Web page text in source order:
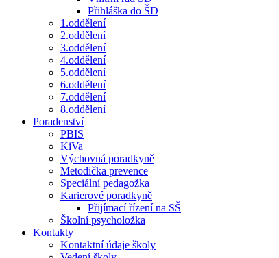
Přihláška do ŠD
1.oddělení
2.oddělení
3.oddělení
4.oddělení
5.oddělení
6.oddělení
7.oddělení
8.oddělení
Poradenství
PBIS
KiVa
Výchovná poradkyně
Metodička prevence
Speciální pedagožka
Karierové poradkyně
Přijímací řízení na SŠ
Školní psycholožka
Kontakty
Kontaktní údaje školy